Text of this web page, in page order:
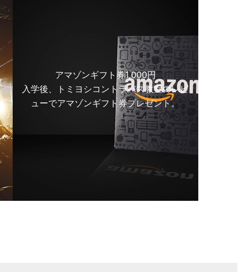
アマゾンギフト券1,000円
入学後、トミヨシコントラバス教室のレビ
ューでアマゾンギフト券プレゼント。